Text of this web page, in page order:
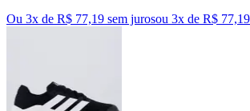
Ou 3x de R$ 77,19 sem jurosou 3x de R$ 77,19